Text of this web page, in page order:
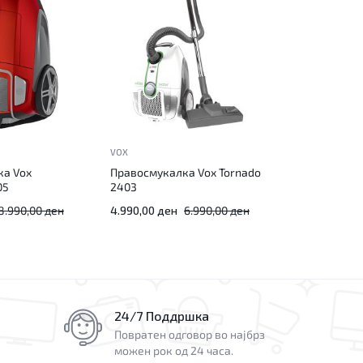
Vox
ден
VOX
Правосмукалка Vox Tornado
2403
4.990,00 ден 6.990,00ден
24/7 Поддршка
Повратен одговор во најбрз
можен рок од 24 часа.